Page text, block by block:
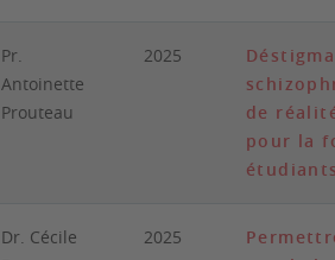
Pr.
Antoinette
Prouteau
2025
de
pour la
Dr. Cécile
2025